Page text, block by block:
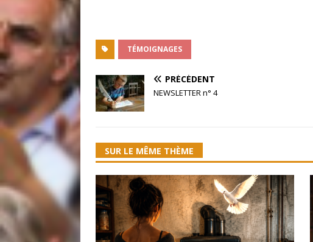
TÉMOIGNAGES
PRÉCÉDENT
NEWSLETTER n° 4
SUR LE MÊME THÈME